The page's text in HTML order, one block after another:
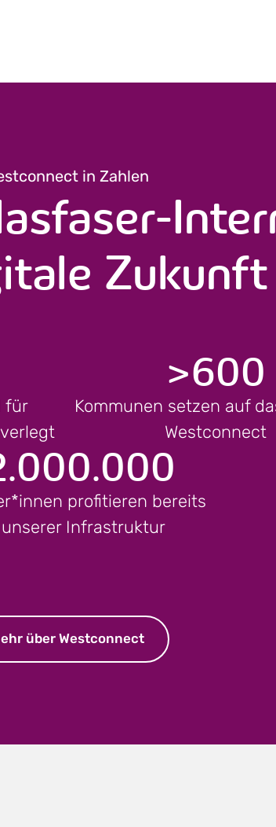
in Zahlen
Zukunft
für
>600
Kommunen setzen auf
Westconnect
profitieren bereits
Infrastruktur
über Westconnect